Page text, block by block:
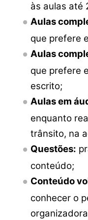
às aulas até
Aulas
que prefere
Aulas
que prefere
escrito;
Aulas em
enquanto
trânsito, na
Questões:
conteúdo;
Conteúdo
conhecer o